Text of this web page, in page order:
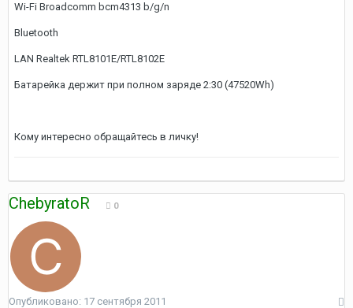
Wi-Fi Broadcomm bcm4313 b/g/n
Bluetooth
LAN Realtek RTL8101E/RTL8102E
Батарейка держит при полном заряде 2:30 (47520Wh)
Кому интересно обращайтесь в личку!
ChebyratoR 0
Опубликовано: 17 сентября 2011